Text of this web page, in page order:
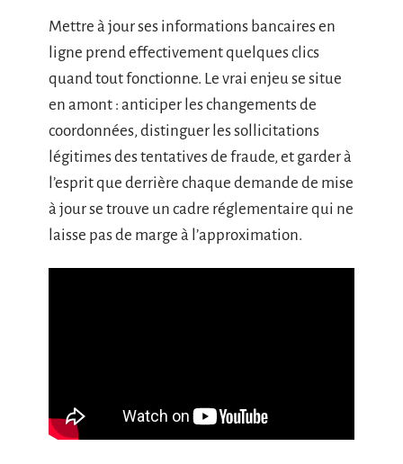
Mettre à jour ses informations bancaires en
ligne prend effectivement quelques clics
quand tout fonctionne. Le vrai enjeu se situe
en amont : anticiper les changements de
coordonnées, distinguer les sollicitations
légitimes des tentatives de fraude, et garder à
l’esprit que derrière chaque demande de mise
à jour se trouve un cadre réglementaire qui ne
laisse pas de marge à l’approximation.